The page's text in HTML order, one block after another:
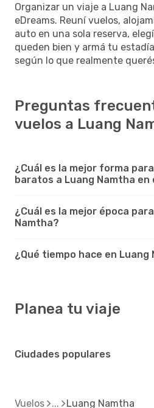
Organizar un viaje a Luang
eDreams. Reuní vuelos,
auto en una sola reserva,
queden bien y armá tu
según lo que realmente
Preguntas
vuelos a Luang
¿Cuál es la mejor forma
baratos a Luang Namtha en
¿Cuál es la mejor época
Namtha?
¿Qué tiempo hace en Luang
Planea tu viaje
Ciudades populares
Vuelos Luang Namtha